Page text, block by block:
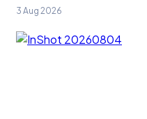
3 Aug 2026